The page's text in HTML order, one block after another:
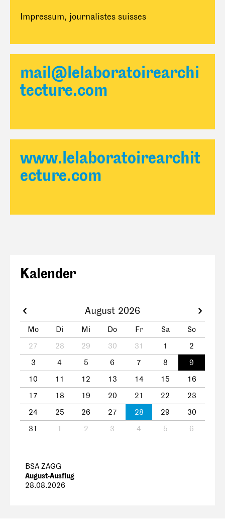
Impressum, journalistes suisses
mail@lelaboratoirearchi
tecture.com
www.lelaboratoirearchit
ecture.com
Kalender
August 2026
Mo Di Mi Do Fr Sa
So
27
28 29 30 31 1
2
3
4 5 6 7 8
9
10
11 12 13 14 15
16
17
18 19 20 21 22
23
24
25 26 27 28 29
30
31
1 2 3 4 5 6
BSA ZAGG
August-Ausflug
28.08.2026